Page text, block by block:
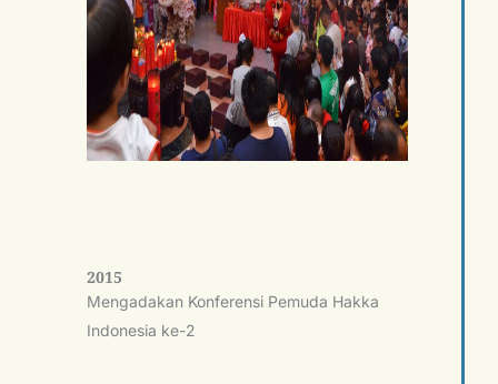
2015
Mengadakan Konferensi Pemuda Hakka
Indonesia ke-2